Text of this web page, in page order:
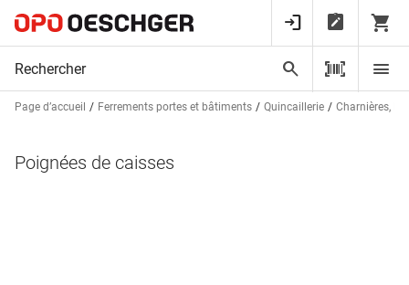
Page d’accueil Ferrements portes et bâtiments Quincaillerie Charnières,
Poignées de caisses